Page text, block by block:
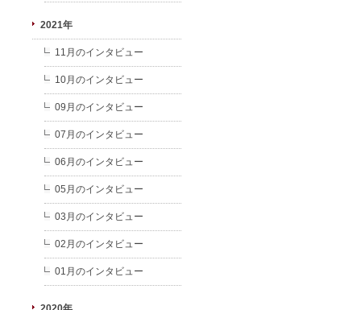
2021年
11月のインタビュー
10月のインタビュー
09月のインタビュー
07月のインタビュー
06月のインタビュー
05月のインタビュー
03月のインタビュー
02月のインタビュー
01月のインタビュー